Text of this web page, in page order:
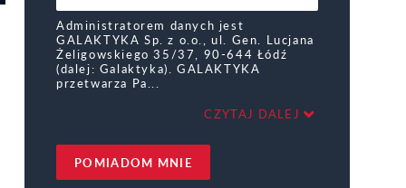
Administratorem danych jest
GALAKTYKA Sp. z o.o., ul. Gen. Lucjana
Żeligowskiego 35/37, 90-644 Łódź
(dalej: Galaktyka). GALAKTYKA
przetwarza Pa
CZYTAJ DALEJ
POMIADOM MNIE